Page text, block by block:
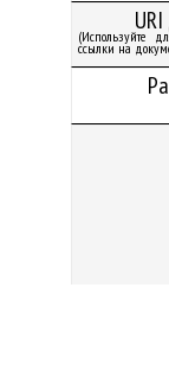
(Используйте
ссылки на